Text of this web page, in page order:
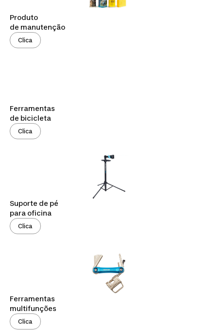
Produto
de manutenção
Clica
Ferramentas
de bicicleta
Clica
Suporte de pé
para oficina
Clica
Ferramentas
multifunções
Clica